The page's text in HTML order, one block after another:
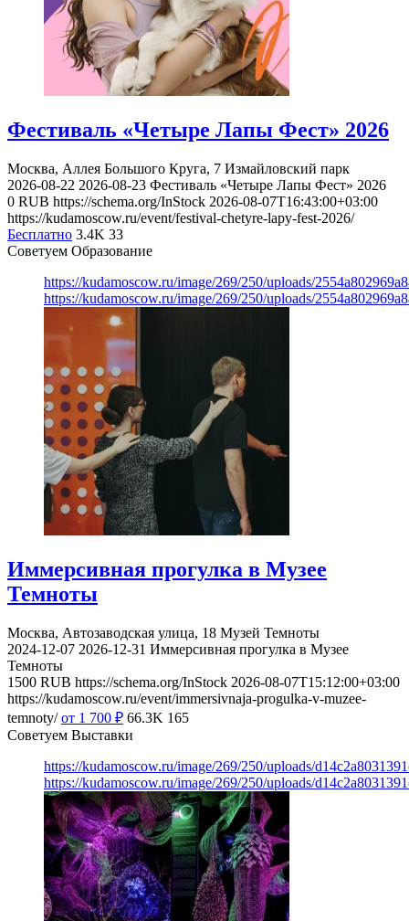
Фестиваль «Четыре Лапы Фест» 2026
Москва, Аллея Большого Круга, 7 Измайловский парк
2026-08-22 2026-08-23 Фестиваль «Четыре Лапы Фест» 2026
0 RUB https://schema.org/InStock 2026-08-07T16:43:00+03:00
https://kudamoscow.ru/event/festival-chetyre-lapy-fest-2026/
Бесплатно 3.4K 33
Советуем Образование
https://kudamoscow.ru/image/269/250/uploads/
https://kudamoscow.ru/image/269/250/uploads/
Иммерсивная прогулка в Музее
Темноты
Москва, Автозаводская улица, 18 Музей Темноты
2024-12-07 2026-12-31 Иммерсивная прогулка в Музее
Темноты
1500 RUB https://schema.org/InStock 2026-08-07T15:12:00+03:00
https://kudamoscow.ru/event/immersivnaja-progulka-v-muzee-
temnoty/ от 1 700 ₽ 66.3K 165
Советуем Выставки
https://kudamoscow.ru/image/269/250/uploads/
https://kudamoscow.ru/image/269/250/uploads/